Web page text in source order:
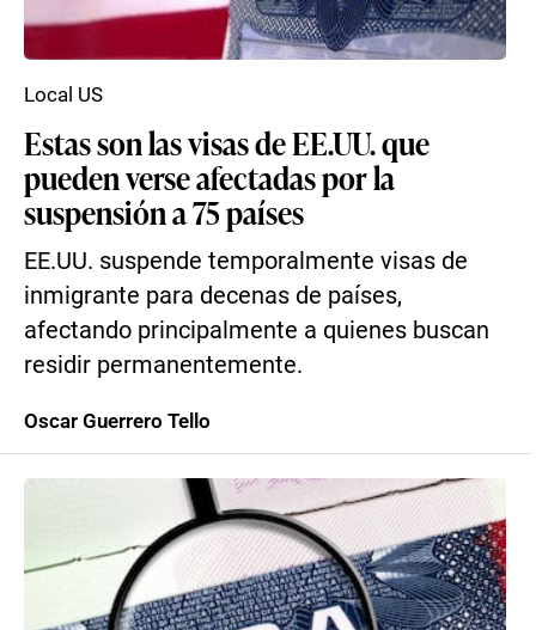
Estas son las visas de EE.UU. que
pueden verse afectadas por la
suspensión a 75 países
EE.UU. suspende temporalmente visas de
inmigrante para decenas de países,
afectando principalmente a quienes buscan
residir permanentemente.
Local US
Oscar Guerrero Tello